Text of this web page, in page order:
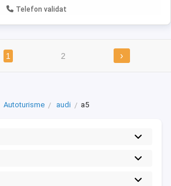
Telefon validat
1 2 ›
Autoturisme audi a5